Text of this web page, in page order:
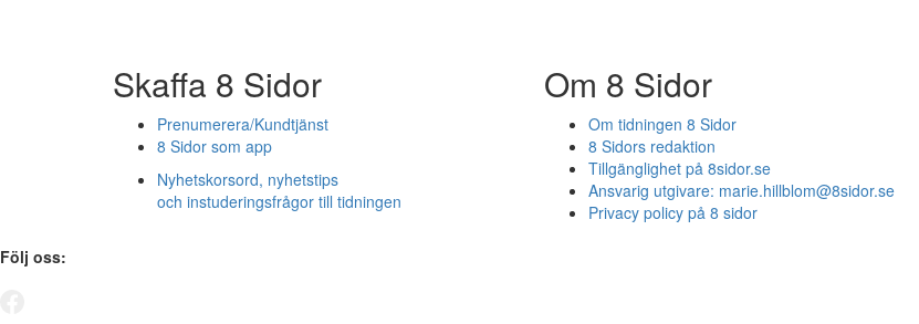
Skaffa 8 Sidor
Prenumerera/Kundtjänst
8 Sidor som app
Nyhetskorsord, nyhetstips
och instuderingsfrågor till tidningen
Om 8 Sidor
Om tidningen 8 Sidor
8 Sidors redaktion
Tillgänglighet på 8sidor.se
Ansvarig utgivare: marie.hillblom@8sidor.se
Privacy policy på 8 sidor
Följ oss: